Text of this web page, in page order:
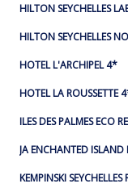
HILTON SEYCHELLES
HILTON SEYCHELLES
HOTEL L'ARCHIPEL 4*
HOTEL LA ROUSSETTE
ILES DES PALMES ECO
JA ENCHANTED ISLAND
KEMPINSKI SEYCHELLES